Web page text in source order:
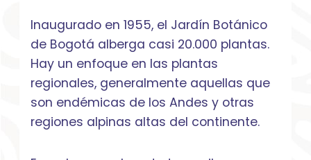
Inaugurado en 1955, el Jardín Botánico
de Bogotá alberga casi 20.000 plantas.
Hay un enfoque en las plantas
regionales, generalmente aquellas que
son endémicas de los Andes y otras
regiones alpinas altas del continente.